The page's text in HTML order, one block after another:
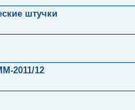
штучки
2011/12